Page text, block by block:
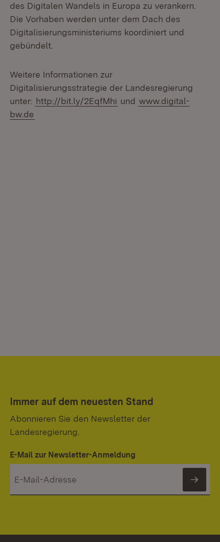
des Digitalen Wandels in Europa zu verankern.
Die Vorhaben werden unter dem Dach des
Digitalisierungsministeriums koordiniert und
gebündelt.
Weitere Informationen zur
Digitalisierungsstrategie der Landesregierung
unter: http://bit.ly/2EqfMhi und www.digital-
bw.de
Immer auf dem neuesten Stand
Abonnieren Sie den Newsletter der
Landesregierung.
E-Mail zur Newsletter-Anmeldung